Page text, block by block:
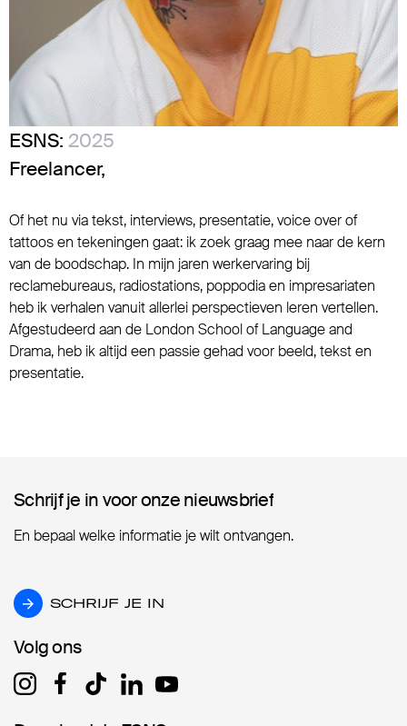
ESNS: 2025
Freelancer,
Of het nu via tekst, interviews, presentatie, voice over of
tattoos en tekeningen gaat: ik zoek graag mee naar de kern
van de boodschap. In mijn jaren werkervaring bij
reclamebureaus, radiostations, poppodia en impresariaten
heb ik verhalen vanuit allerlei perspectieven leren vertellen.
Afgestudeerd aan de London School of Language and
Drama, heb ik altijd een passie gehad voor beeld, tekst en
presentatie.
Schrijf je in voor onze nieuwsbrief
Schrijf je in voor onze nieuwsbrief
En bepaal welke informatie je wilt ontvangen.
SCHRIJF JE IN
SCHRIJF JE IN
Volg ons
Volg ons